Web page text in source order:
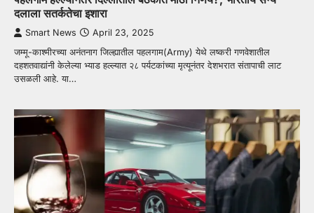
दलाला सतर्कतेचा इशारा
Smart News April 23, 2025
जम्मू-काश्मीरच्या अनंतनाग जिल्ह्यातील पहलगाम(Army) येथे लष्करी गणवेशातील
दहशतवाद्यांनी केलेल्या भ्याड हल्ल्यात २८ पर्यटकांच्या मृत्यूनंतर देशभरात संतापाची लाट
उसळली आहे. या…